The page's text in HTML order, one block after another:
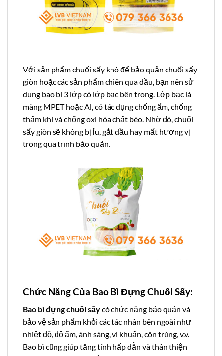
Với sản phẩm chuối sấy khô để bảo quản chuối sấy
giòn hoặc các sản phẩm chiên qua dầu, bạn nên sử
dụng bao bì 3 lớp có lớp bạc bên trong. Lớp bạc là
màng MPET hoặc Al, có tác dụng chống ẩm, chống
thấm khí và chống oxi hóa chất béo. Nhờ đó, chuối
sấy giòn sẽ không bị ỉu, gắt dầu hay mất hương vị
trong quá trình bảo quản.
Chức Năng Của Bao Bì Đựng Chuối Sấy:
Bao bì đựng chuối sấycó chức năng bảo quản và
bảo vệ sản phẩm khỏi các tác nhân bên ngoài như
nhiệt độ, độ ẩm, ánh sáng, vi khuẩn, côn trùng, v.v.
Bao bì cũng giúp tăng tính hấp dẫn và thân thiện